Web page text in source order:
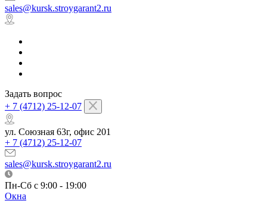
sales@kursk.stroygarant2.ru
Задать вопрос
+ 7 (4712) 25-12-07
ул. Союзная 63г, офис 201
+ 7 (4712) 25-12-07
sales@kursk.stroygarant2.ru
Пн-Сб с 9:00 - 19:00
Окна